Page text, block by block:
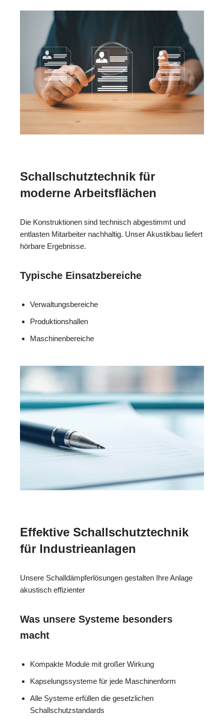
Schallschutztechnik für
moderne Arbeitsflächen
Die Konstruktionen sind technisch abgestimmt und
entlasten Mitarbeiter nachhaltig. Unser Akustikbau liefert
hörbare Ergebnisse.
Typische Einsatzbereiche
Verwaltungsbereiche
Produktionshallen
Maschinenbereiche
Effektive Schallschutztechnik
für Industrieanlagen
Unsere Schalldämpferlösungen gestalten Ihre Anlage
akustisch effizienter
Was unsere Systeme besonders
macht
Kompakte Module mit großer Wirkung
Kapselungssysteme für jede Maschinenform
Alle Systeme erfüllen die gesetzlichen
Schallschutzstandards